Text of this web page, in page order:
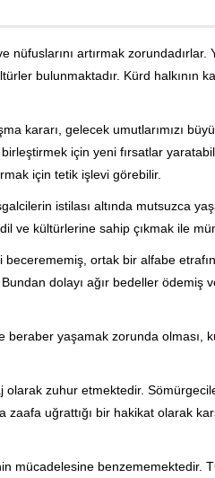
artırmak zorundadırlar.
bulunmaktadır. Kürd halkının
kararı, gelecek umutlarımızı
için yeni fırsatlar
için tetik işlevi görebilir.
istilası altında mutsuzca
ve kültürlerine sahip çıkmak ile
ortak bir alfabe
dolayı ağır bedeller ödemiş
beraber yaşamak zorunda olması,
zuhur etmektedir.
uğrattığı bir hakikat olarak
mücadelesine benzememektedir.